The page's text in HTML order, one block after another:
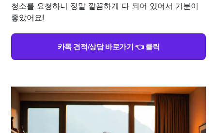
청소를 요청하니 정말 깔끔하게 다 되어 있어서 기분이
좋았어요!
카톡 견적/상담 바로가기 👈 클릭